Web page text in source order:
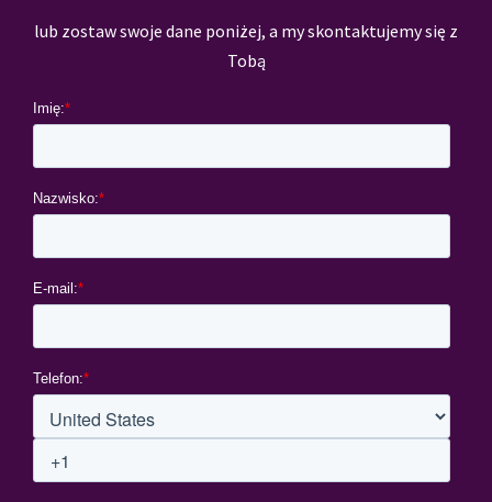
lub zostaw swoje dane poniżej, a my skontaktujemy się z
Tobą